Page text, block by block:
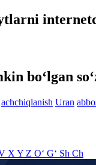
bo‘lgan
achchiqlanish Uran
X Y Z O‘ G‘ Sh Ch